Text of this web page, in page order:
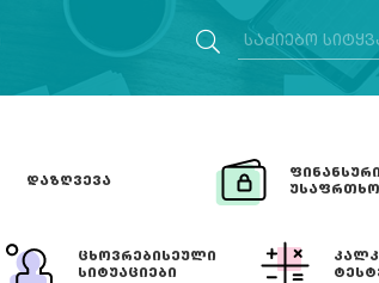
ᲓᲐᲖᲦᲕᲔᲕᲐ
ᲤᲘᲜᲐᲜᲡᲣᲠᲘ
ᲪᲮᲝᲕᲠᲔᲑᲘᲡᲔᲣᲚᲘ
ᲡᲘᲢᲣᲐᲪᲘᲔᲑᲘ